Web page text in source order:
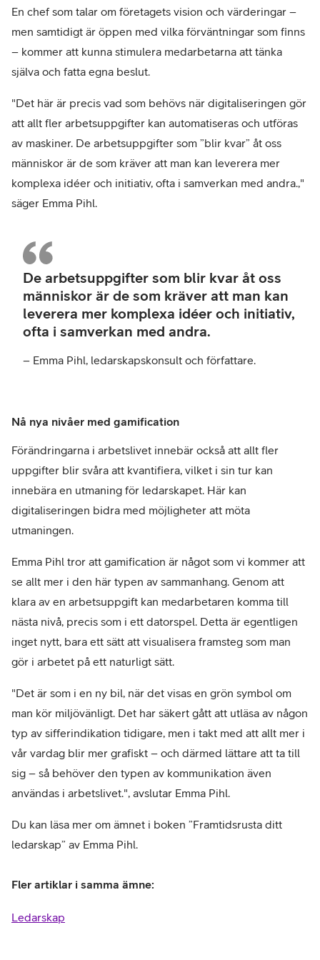
En chef som talar om företagets vision och värderingar –
men samtidigt är öppen med vilka förväntningar som finns
– kommer att kunna stimulera medarbetarna att tänka
själva och fatta egna beslut.
"Det här är precis vad som behövs när digitaliseringen gör
att allt fler arbetsuppgifter kan automatiseras och utföras
av maskiner. De arbetsuppgifter som ”blir kvar” åt oss
människor är de som kräver att man kan leverera mer
komplexa idéer och initiativ, ofta i samverkan med andra.,"
säger Emma Pihl.
De arbetsuppgifter som blir kvar åt oss
människor är de som kräver att man kan
leverera mer komplexa idéer och initiativ,
ofta i samverkan med andra.
– Emma Pihl, ledarskapskonsult och författare.
Nå nya nivåer med gamification
Förändringarna i arbetslivet innebär också att allt fler
uppgifter blir svåra att kvantifiera, vilket i sin tur kan
innebära en utmaning för ledarskapet. Här kan
digitaliseringen bidra med möjligheter att möta
utmaningen.
Emma Pihl tror att gamification är något som vi kommer att
se allt mer i den här typen av sammanhang. Genom att
klara av en arbetsuppgift kan medarbetaren komma till
nästa nivå, precis som i ett datorspel. Detta är egentligen
inget nytt, bara ett sätt att visualisera framsteg som man
gör i arbetet på ett naturligt sätt.
"Det är som i en ny bil, när det visas en grön symbol om
man kör miljövänligt. Det har säkert gått att utläsa av någon
typ av sifferindikation tidigare, men i takt med att allt mer i
vår vardag blir mer grafiskt – och därmed lättare att ta till
sig – så behöver den typen av kommunikation även
användas i arbetslivet.", avslutar Emma Pihl.
Du kan läsa mer om ämnet i boken ”Framtidsrusta ditt
ledarskap” av Emma Pihl.
Fler artiklar i samma ämne:
Ledarskap